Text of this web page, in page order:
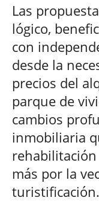
Las
lógico,
con
desde la
precios del
parque de
cambios
inmobiliaria
más por la
turistificación.